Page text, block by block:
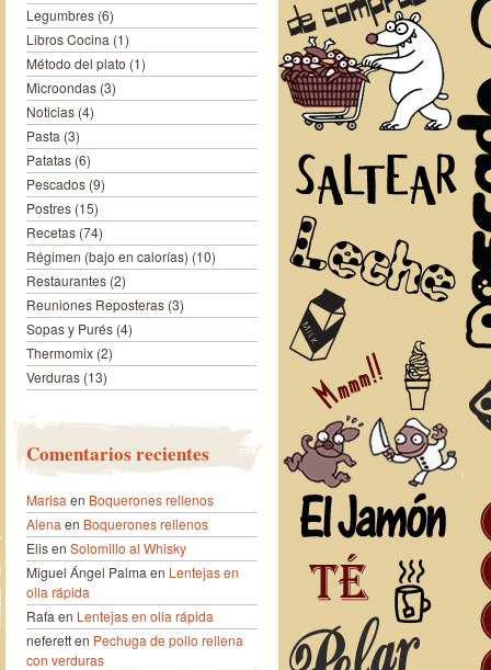
Legumbres(6)
Libros Cocina (1)
Método del plato (1)
Microondas(3)
Noticias(4)
Pasta (3)
Patatas(6)
Pescados(9)
Postres(15)
Recetas(74)
Régimen (bajo en calorías) (10)
Restaurantes(2)
Reuniones Reposteras(3)
Sopas y Purés(4)
Thermomix(2)
Verduras(13)
Comentarios recientes
Marisa en Boquerones rellenos
Alena en Boquerones rellenos
Elisen Solomillo al Whisky
Miguel Ángel Palma en Lentejas en
olla rápida
Rafa en Lentejas en olla rápida
neferetten Pechuga de pollo rellena
con verduras